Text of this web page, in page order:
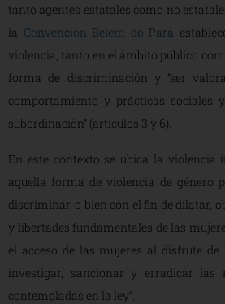
tanto agentes estatales como no
la Convención Belem do Pará
violencia, tanto en el ámbito público
forma de discriminación y “ser
comportamiento y prácticas sociales
subordinación” (artículos 3 y 6).
En este contexto se ubica la violencia
aquella forma de violencia de género
discriminar, o bien con el fin de dilatar,
y libertades fundamentales de las
el acceso de las mujeres al disfrute
investigar, sancionar y erradicar las
contempladas en la ley”.